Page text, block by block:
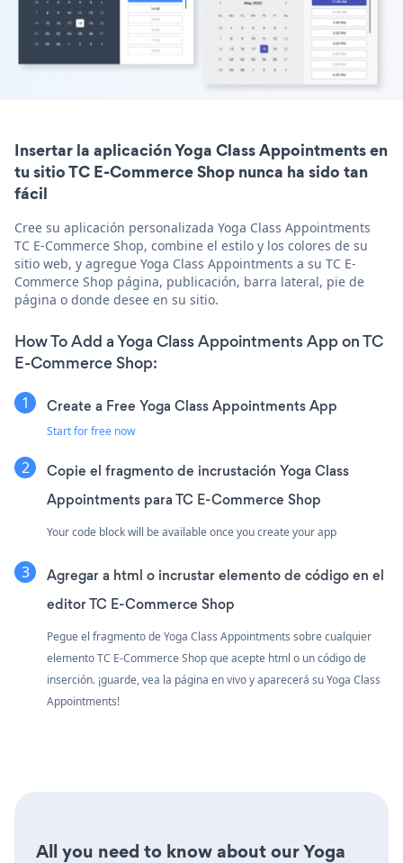
Insertar la aplicación Yoga Class Appointments en
tu sitio TC E-Commerce Shop nunca ha sido tan
fácil
Cree su aplicación personalizada Yoga Class Appointments
TC E-Commerce Shop, combine el estilo y los colores de su
sitio web, y agregue Yoga Class Appointments a su TC E-
Commerce Shop página, publicación, barra lateral, pie de
página o donde desee en su sitio.
How To Add a Yoga Class Appointments App on TC
E-Commerce Shop:
Create a Free Yoga Class Appointments App
Start for free now
Copie el fragmento de incrustación Yoga Class
Appointments para TC E-Commerce Shop
Your code block will be available once you create your app
Agregar a html o incrustar elemento de código en el
editor TC E-Commerce Shop
Pegue el fragmento de Yoga Class Appointments sobre cualquier
elemento TC E-Commerce Shop que acepte html o un código de
inserción. ¡guarde, vea la página en vivo y aparecerá su Yoga Class
Appointments!
All you need to know about our Yoga